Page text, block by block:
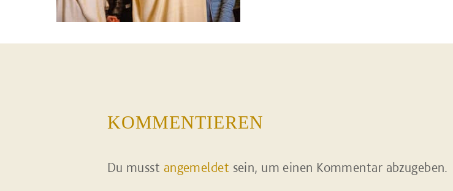
KOMMENTIEREN
Du musst angemeldet sein, um einen Kommentar abzugeben.